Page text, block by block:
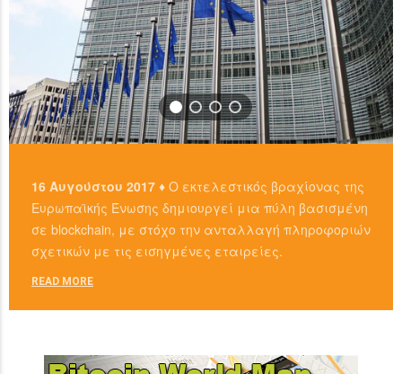
16 Αυγούστου 2017 ♦ Ο εκτελεστικός βραχίονας της
Ευρωπαϊκής Ένωσης δημιουργεί μια πύλη βασισμένη
σε blockchain, με στόχο την ανταλλαγή πληροφοριών
σχετικών με τις εισηγμένες εταιρείες.
READ MORE